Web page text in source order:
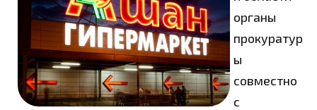
органы
прокуратур
ы
совместно
с